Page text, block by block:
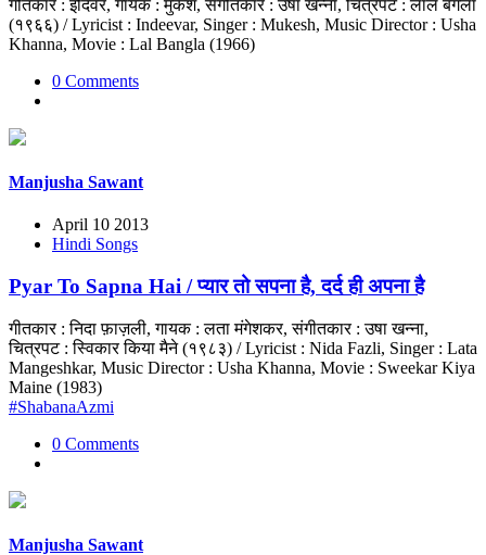
गीतकार : इंदिवर, गायक : मुकेश, संगीतकार : उषा खन्ना, चित्रपट : लाल बंगला
(१९६६) / Lyricist : Indeevar, Singer : Mukesh, Music Director : Usha
Khanna, Movie : Lal Bangla (1966)
0 Comments
Manjusha Sawant
April 10 2013
Hindi Songs
Pyar To Sapna Hai / प्यार तो सपना है, दर्द ही अपना है
गीतकार : निदा फ़ाज़ली, गायक : लता मंगेशकर, संगीतकार : उषा खन्ना,
चित्रपट : स्विकार किया मैने (१९८३) / Lyricist : Nida Fazli, Singer : Lata
Mangeshkar, Music Director : Usha Khanna, Movie : Sweekar Kiya
Maine (1983)
#ShabanaAzmi
0 Comments
Manjusha Sawant